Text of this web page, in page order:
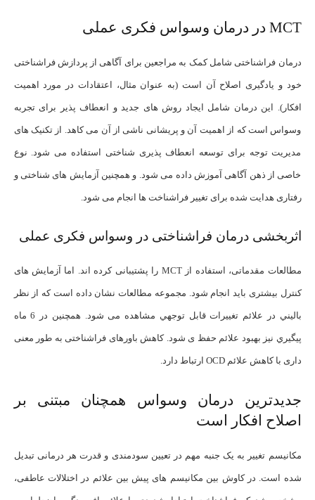
MCT در درمان وسواس فکری عملی
درمان فراشناختی شامل کمک به مراجعین برای آگاهی از پردازش فراشناختی
خود و یادگیری اصلاح آن است (به عنوان مثال، اعتقادات در مورد اهمیت
افکار). این درمان شامل ایجاد روش های جدید و انعطاف پذیر برای تجربه
وسواس است که از اهمیت آن و پریشانی ناشی از آن می کاهد. از تکنیک های
مدیریت توجه برای توسعه انعطاف پذیری شناختی استفاده می شود. نوع
خاصی از ذهن آگاهی آموزش داده می شود. و همچنین آزمایش های شناختی و
رفتاری هدایت شده برای تغییر فراشناخت ها انجام می شود.
اثربخشی درمان فراشناختی در وسواس فکری عملی
مطالعات مقدماتی، استفاده از MCT را پشتیبانی کرده اند. اما آزمایش های
کنترل بیشتری باید انجام شود. مجموعه مطالعات نشان داده است كه از نظر
باليني در علائم تغييرات قابل توجهي مشاهده می شود. همچنین در 6 ماه
پيگيري نيز بهبود علائم حفظ ی شود. کاهش باورهای فراشناختی به طور معنی
داری با کاهش علائم OCD ارتباط دارد.
جدیدترین درمان وسواس همچنان مبتنی بر
اصلاح افکار است
مکانیسم تغییر به یک جنبه مهم در تعیین سودمندی و قدرت هر درمانی تبدیل
شده است. در کاوش بین مکانیسم های پیش بین علائم در اختلالات عاطفی،